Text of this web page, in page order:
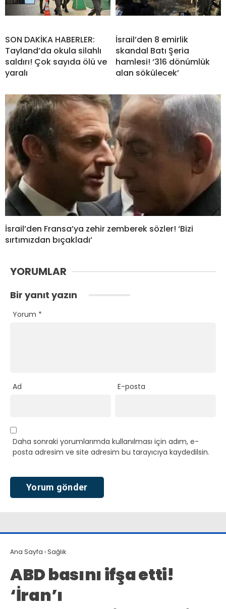
SON DAKİKA HABERLER:
Tayland’da okula silahlı
saldırı! Çok sayıda ölü ve
yaralı
İsrail’den 8 emirlik
skandal Batı Şeria
hamlesi! ‘316 dönümlük
alan sökülecek’
İsrail’den Fransa’ya zehir zemberek sözler! ‘Bizi
sırtımızdan bıçakladı’
YORUMLAR
Bir yanıt yazın
Yorum *
Ad E-posta
Daha sonraki yorumlarımda kullanılması için adım, e-
posta adresim ve site adresim bu tarayıcıya kaydedilsin.
Ana Sayfa › Sağlık
ABD basını ifşa etti!
‘İran’ı